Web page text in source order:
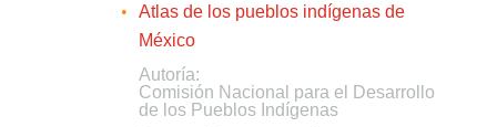
Atlas de los pueblos indígenas de
México
Autoría:
Comisión Nacional para el Desarrollo
de los Pueblos Indígenas